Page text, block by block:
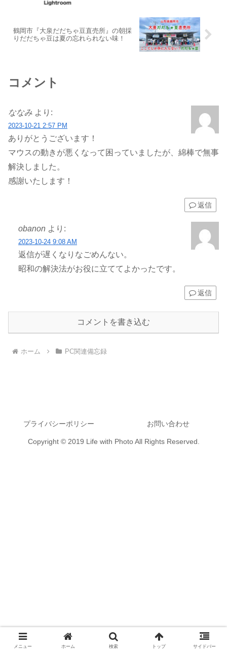
鶴岡市『大泉だだちゃ豆直売所』の朝採
りだだちゃ豆は夏の忘れられない味！
コメント
ななみ より:
2023-10-21 2:57 PM
ありがとうございます！
マウスの動きが悪くなって困っていましたが、綿棒で無事
解決しました。
感謝いたします！
返信
obanon より:
2023-10-24 9:08 AM
返信が遅くなりなごめんない。
昭和の解決法がお役に立ててよかったです。
返信
コメントを書き込む
ホーム PC関連備忘録
プライバシーポリシー お問い合わせ
Copyright © 2019 Life with Photo All Rights Reserved.
メニュー ホーム 検索 トップ サイドバー